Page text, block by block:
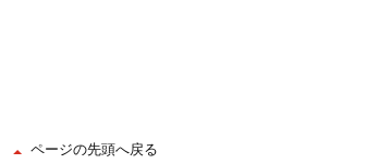
ページの先頭へ戻る